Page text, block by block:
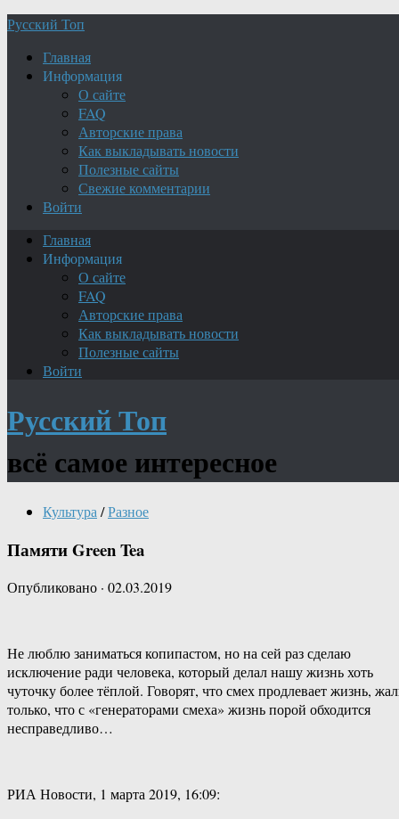
Русский Топ
Главная
Информация
О сайте
FAQ
Авторские права
Как выкладывать новости
Полезные сайты
Свежие комментарии
Войти
Главная
Информация
О сайте
FAQ
Авторские права
Как выкладывать новости
Полезные сайты
Войти
Русский Топ
всё самое интересное
Культура /Разное
Памяти Green Tea
Опубликовано · 02.03.2019
Не люблю заниматься копипастом, но на сей раз сделаю
исключение ради человека, который делал нашу жизнь хоть
чуточку более тёплой. Говорят, что смех продлевает жизнь,
только, что с «генераторами смеха» жизнь порой обходится
несправедливо…
РИА Новости, 1 марта 2019, 16:09: